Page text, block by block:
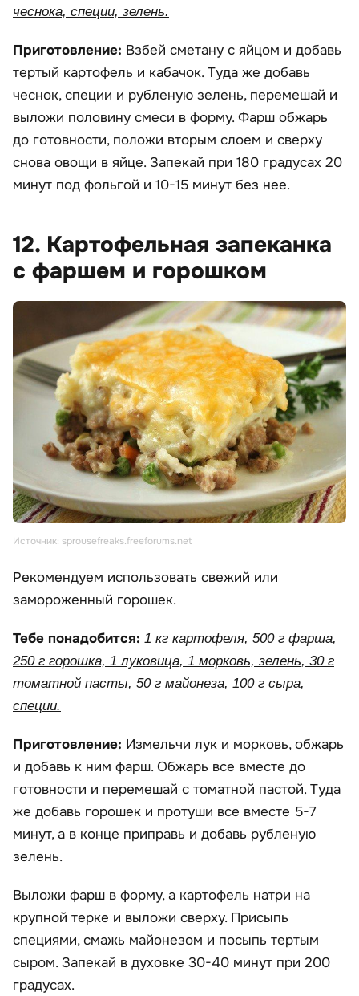
чеснока, специи, зелень.
Приготовление: Взбей сметану с яйцом и добавь
тертый картофель и кабачок. Туда же добавь
чеснок, специи и рубленую зелень, перемешай и
выложи половину смеси в форму. Фарш обжарь
до готовности, положи вторым слоем и сверху
снова овощи в яйце. Запекай при 180 градусах 20
минут под фольгой и 10-15 минут без нее.
12. Картофельная запеканка
с фаршем и горошком
Источник: sprousefreaks.freeforums.net
Рекомендуем использовать свежий или
замороженный горошек.
Тебе понадобится: 1 кг картофеля, 500 г фарша,
250 г горошка, 1 луковица, 1 морковь, зелень, 30 г
томатной пасты, 50 г майонеза, 100 г сыра,
специи.
Приготовление: Измельчи лук и морковь, обжарь
и добавь к ним фарш. Обжарь все вместе до
готовности и перемешай с томатной пастой. Туда
же добавь горошек и протуши все вместе 5-7
минут, а в конце приправь и добавь рубленую
зелень.
Выложи фарш в форму, а картофель натри на
крупной терке и выложи сверху. Присыпь
специями, смажь майонезом и посыпь тертым
сыром. Запекай в духовке 30-40 минут при 200
градусах.